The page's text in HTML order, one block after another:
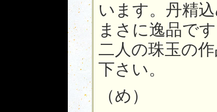
います。丹精
まさに逸品で
二人の珠玉の
下さい。
（め）